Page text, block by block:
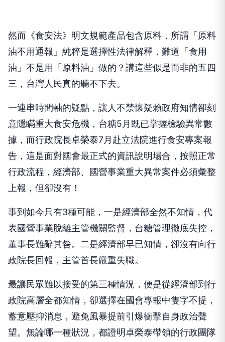
然而《食安法》明文規範產品包含原料，所謂「原料
油不用通報」純粹是選擇性法律解釋，難道「食用
油」不是用「原料油」做的？講這些似是而非的五四
三，台灣人民真的聽不下去。
一連串時間軸的疑點，讓人不禁懷疑賴政府知情卻刻
意隱瞞重大食安危機，台糖5月既已掌握檢驗異常數
據，而行政院長卓榮泰7月赴立法院進行食安專案報
告，這是面對國會最正式的資訊說明場合，按照正常
行政流程，經濟部、國營事業重大異常案件必須彙整
上報，但卻沒有！
事到如今只有3種可能，一是經濟部全然不知情，代
表國營事業脫離主管機關監督，台糖管理徹底失控，
董事長難辭其咎。二是經濟部早已知情，卻沒有向行
政院長回報，主管首長嚴重失職。
最讓民眾難以接受的第三種情況，便是從經濟部到行
政院高層全都知情，卻選擇在國會專報中隻字不提，
蓄意壓抑消息，避免風暴提前引爆衝擊自身政治聲
望。無論哪一種狀況，都證明卓榮泰帶領的行政團隊